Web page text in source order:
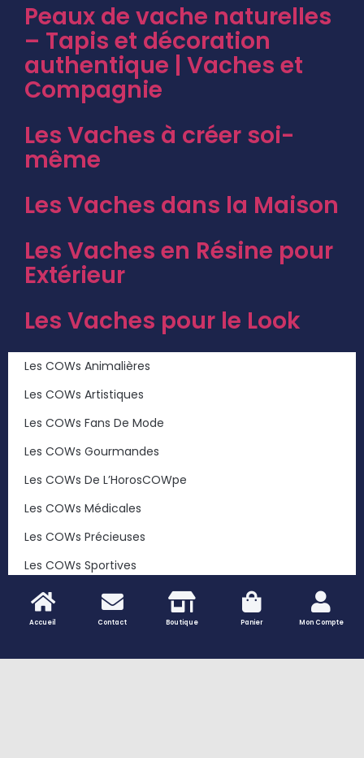
Accueil Contact Boutique Panier Mon Compte
Peaux de vache naturelles
– Tapis et décoration
authentique | Vaches et
Compagnie
Les Vaches à créer soi-
même
Les Vaches dans la Maison
Les Vaches en Résine pour
Extérieur
Les Vaches pour le Look
Les COWs Animalières
Les COWs Artistiques
Les COWs Fans De Mode
Les COWs Gourmandes
Les COWs De L’HorosCOWpe
Les COWs Médicales
Les COWs Précieuses
Les COWs Sportives
Les COWs Végétales
Les COWs Voyageuses